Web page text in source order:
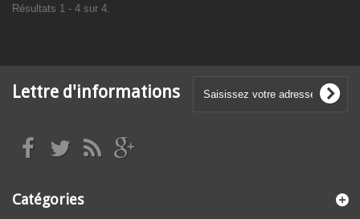
Résultats 1 - 4 sur 4.
Lettre d'informations
Catégories